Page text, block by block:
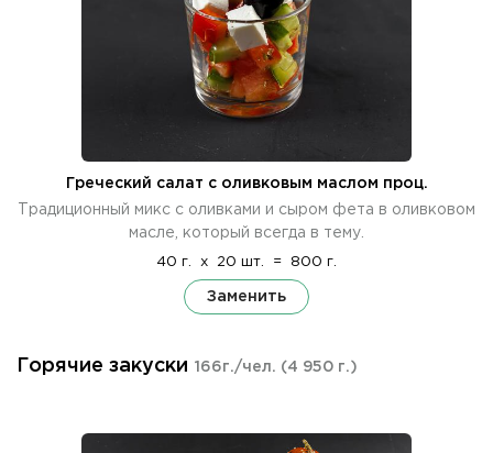
Греческий салат с оливковым маслом проц.
Традиционный микс с оливками и сыром фета в оливковом
масле, который всегда в тему.
40 г. x 20 шт. = 800 г.
Заменить
Горячие закуски 166г./чел. (4 950 г.)